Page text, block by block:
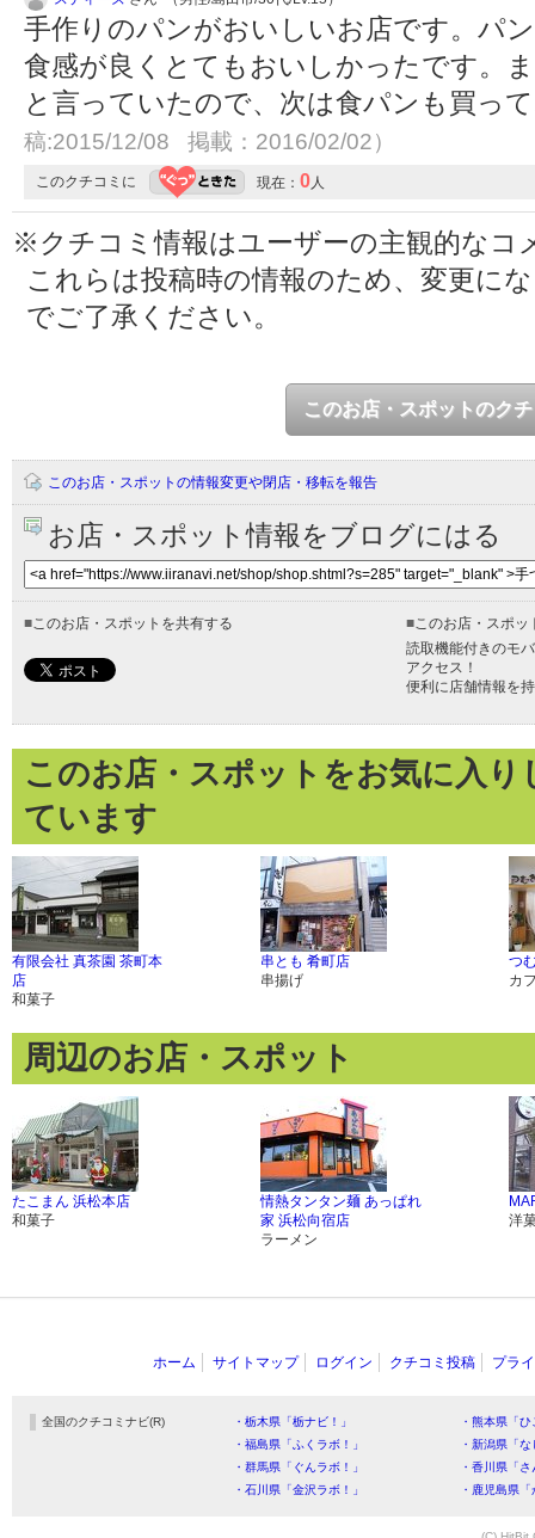
手作りのパンがおいしいお店です。パ
食感が良くとてもおいしかったです。
と言っていたので、次は食パンも買っ
稿:2015/12/08 掲載：2016/02/02）
このクチコミに 現在： 0人
※クチコミ情報はユーザーの主観的なコ
これらは投稿時の情報のため、変更に
でご了承ください。
このお店・スポットのク
このお店・スポットの情報変更や閉店・移転を報告
お店・スポット情報をブログにはる
■このお店・スポットを共有する ■このお店・スポッ
読取機能付きのモ
アクセス！
便利に店舗情報を
このお店・スポットをお気に入
ています
有限会社 真茶園 茶町本
店
和菓子
串とも 肴町店
串揚げ
つ
カ
周辺のお店・スポット
たこまん 浜松本店
和菓子
情熱タンタン麺 あっぱれ
家 浜松向宿店
ラーメン
洋
ホーム サイトマップ ログイン クチコミ投稿 プラ
全国のクチコミナビ(R) ・栃木県「栃ナビ！」
・熊本県「
・福島県「ふくラボ！」
・新潟県「
・群馬県「ぐんラボ！」
・香川県「
・石川県「金沢ラボ！」
・鹿児島県